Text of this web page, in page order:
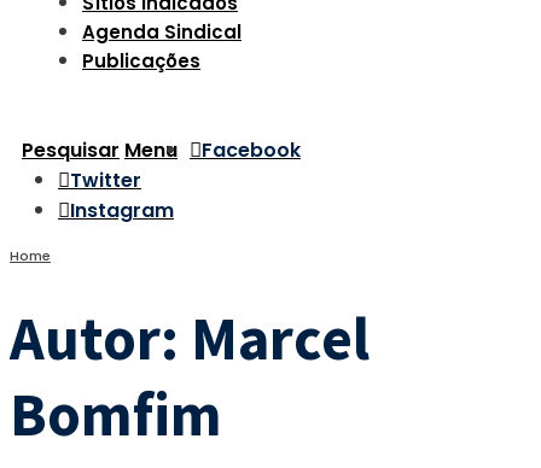
Agenda Sindical
Publicações
Pesquisar Menu
Facebook
Twitter
Instagram
Home
Autor: Marcel
Bomfim